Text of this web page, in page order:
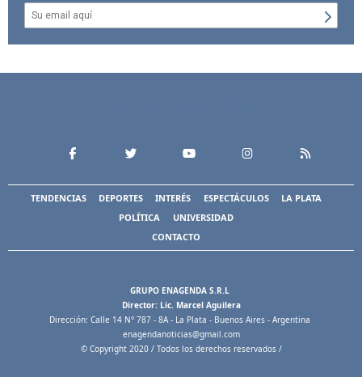
TENDENCIAS DEPORTES INTERÉS ESPECTÁCULOS
LA PLATA
POLÍTICA
UNIVERSIDAD
CONTACTO
GRUPO ENAGENDA S.R.L
Director: Lic. Marcel Aguilera
Dirección: Calle 14 N° 787 - 8A - La Plata - Buenos Aires - Argentina
enagendanoticias@gmail.com
© Copyright 2020 / Todos los derechos reservados /